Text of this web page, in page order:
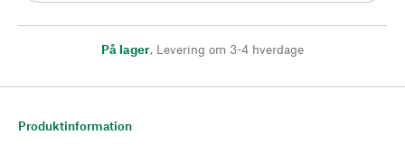
På lager, Levering om 3-4 hverdage
Produktinformation